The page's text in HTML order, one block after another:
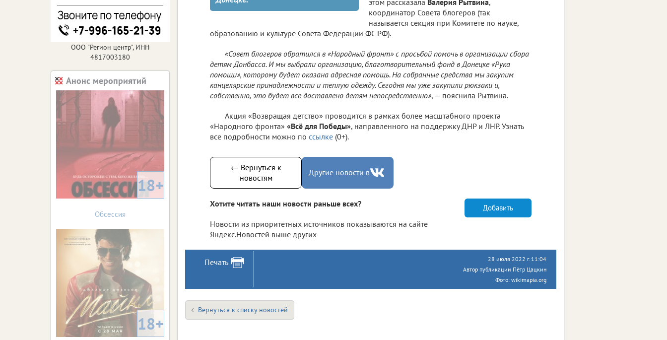
координатор Совета блогеров (так
называется секция при Комитете по науке,
образованию и культуре Совета Федерации ФС РФ).
«Совет блогеров обратился в «Народный фронт» с просьбой помочь в организации сбора
детям Донбасса. И мы выбрали организацию, благотворительный фонд в Донецке «Рука
помощи», которому будет оказана адресная помощь. На собранные средства мы закупим
канцелярские принадлежности и теплую одежду. Сегодня мы уже закупили рюкзаки и,
собственно, это будет все доставлено детям непосредственно», — пояснила Рытвина.
Акция «Возвращая детство» проводится в рамках более масштабного проекта
«Народного фронта» «Всё для Победы», направленного на поддержку ДНР и ЛНР. Узнать
все подробности можно по ссылке (0+).
← Вернуться к
новостям
Другие новости в
Хотите читать наши новости раньше всех?
Новости из приоритетных источников показываются на сайте
Яндекс.Новостей выше других
Добавить
Печать
28 июля 2022 г. 11:04
Автор публикации Пётр Цацкин
Фото: wikimapia.org
Вернуться к списку новостей
ООО "Регион центр", ИНН
4817003180
Анонс мероприятий
18+
Обсессия
18+